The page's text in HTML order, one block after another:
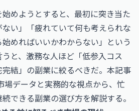
めようとすると、最初に突き当た
い」「疲れていて何も考えられな
めればいいかわからない」という
と、激務な人ほど「低参入コス
完結」の副業に絞るべきだ。本記事
場データと実務的な視点から、忙
できる副業の選び方を解説する。